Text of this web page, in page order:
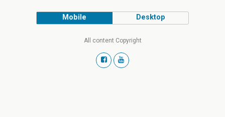
Mobile Desktop
All content Copyright